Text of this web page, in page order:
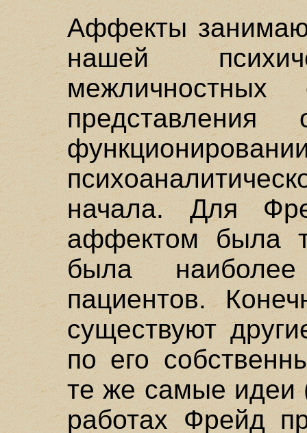
Аффекты
нашей
межличностных
начала. Для
аффектом была
была
пациентов.
существуют
по его
те же самые идеи
работах Фрейд